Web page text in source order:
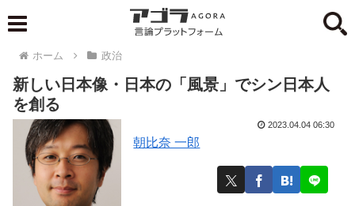
ホーム 政治
新しい日本像・日本の「風景」でシン日本人
を創る
朝比奈 一郎
2023.04.04 06:30